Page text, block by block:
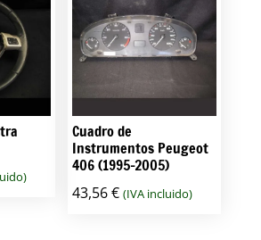
Cuadro de
Instrumentos Peugeot
406 (1995-2005)
43,56€ (IVA incluido)